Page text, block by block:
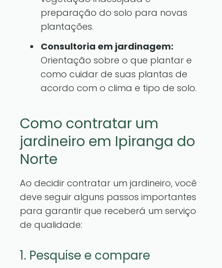
preparação do solo para novas
plantações.
Consultoria em jardinagem:
Orientação sobre o que plantar e
como cuidar de suas plantas de
acordo com o clima e tipo de solo.
Como contratar um
jardineiro em Ipiranga do
Norte
Ao decidir contratar um jardineiro, você
deve seguir alguns passos importantes
para garantir que receberá um serviço
de qualidade:
1. Pesquise e compare